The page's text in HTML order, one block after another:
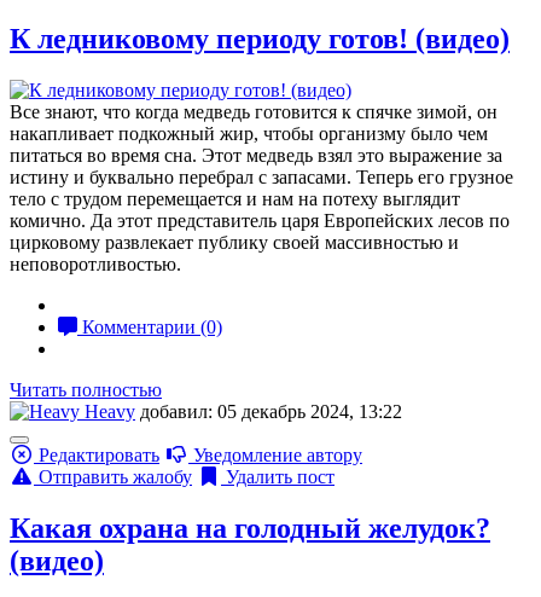
К ледниковому периоду готов! (видео)
Все знают, что когда медведь готовится к спячке зимой, он
накапливает подкожный жир, чтобы организму было чем
питаться во время сна. Этот медведь взял это выражение за
истину и буквально перебрал с запасами. Теперь его грузное
тело с трудом перемещается и нам на потеху выглядит
комично. Да этот представитель царя Европейских лесов по
цирковому развлекает публику своей массивностью и
неповоротливостью.
Комментарии (0)
Читать полностью
Heavy добавил: 05 декабрь 2024, 13:22
Редактировать
Уведомление автору
Отправить жалобу
Удалить пост
Какая охрана на голодный желудок?
(видео)